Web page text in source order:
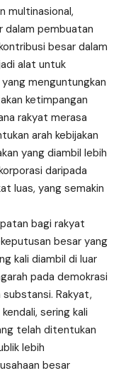
multinasional,
dalam pembuatan
besar dalam
alat untuk
menguntungkan
ketimpangan
rakyat merasa
arah kebijakan
yang diambil lebih
daripada
luas, yang semakin
bagi rakyat
besar yang
kali diambil di luar
pada demokrasi
Rakyat,
sering kali
telah ditentukan
lebih
besar